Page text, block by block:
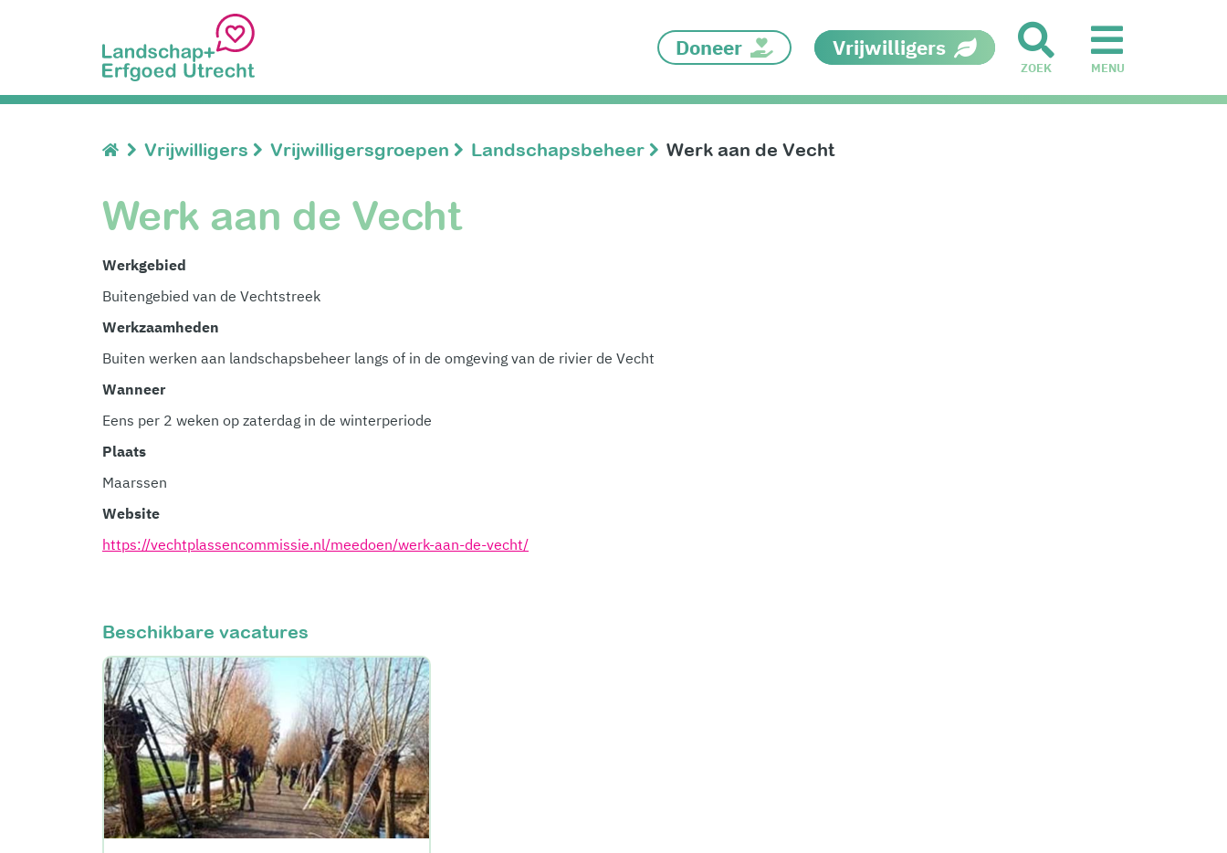
Doneer Vrijwilligers
ZOEK MENU
Vrijwilligers Vrijwilligersgroepen Landschapsbeheer Werk aan de Vecht
Werk aan de Vecht
Werkgebied
Buitengebied van de Vechtstreek
Werkzaamheden
Buiten werken aan landschapsbeheer langs of in de omgeving van de rivier de Vecht
Wanneer
Eens per 2 weken op zaterdag in de winterperiode
Plaats
Maarssen
Website
https://vechtplassencommissie.nl/meedoen/werk-aan-de-vecht/
Beschikbare vacatures